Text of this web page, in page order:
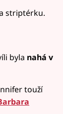
striptérku.
byla nahá v
touží